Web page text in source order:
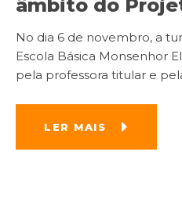
âmbito do
No dia 6 de novembro, a
Escola Básica Monsenhor
pela professora titular e
LER MAIS